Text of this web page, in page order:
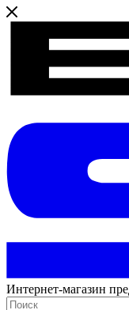
Интернет-магазин